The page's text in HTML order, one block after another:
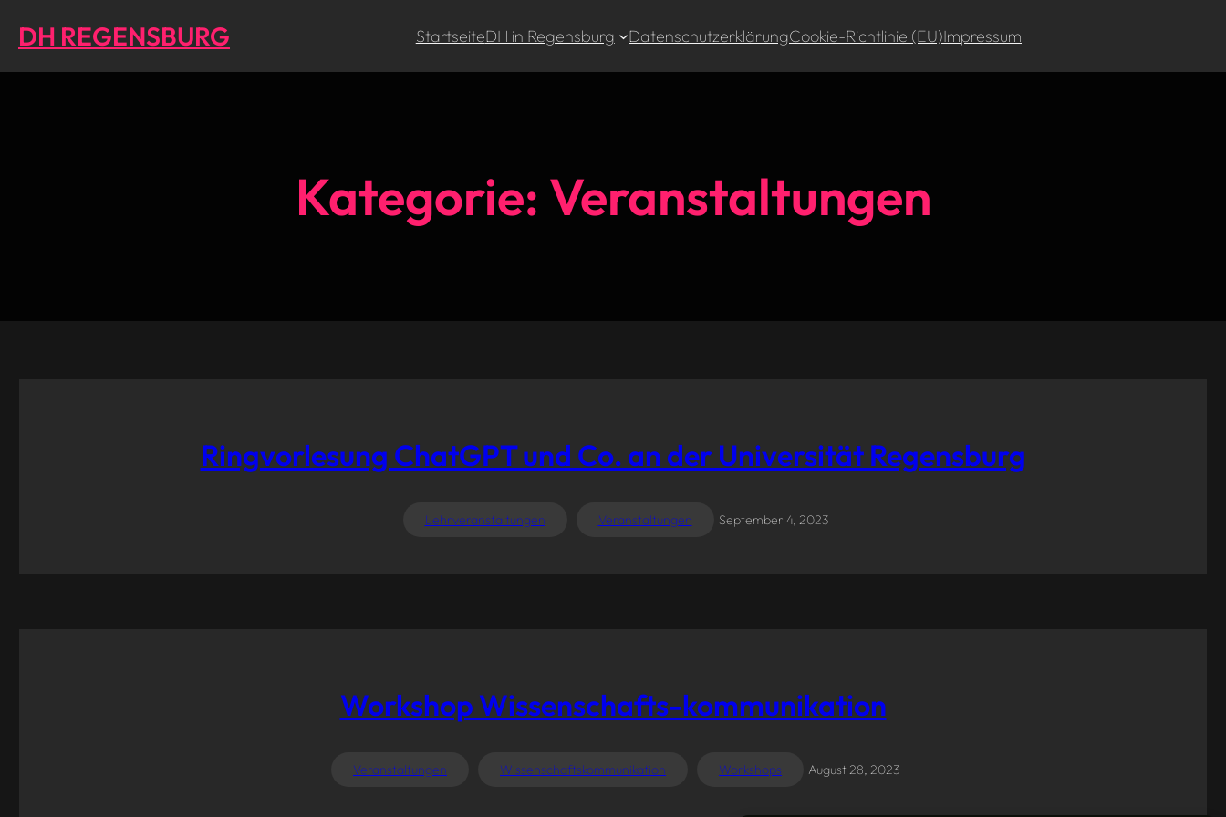
zumDH REGENSBURG StartseiteDH in Regensburg DatenschutzerklärungCookie-Richtlinie (EU)Impressum
Kategorie: Veranstaltungen
Ringvorlesung ChatGPT und Co. an der Universität Regensburg
Lehrveranstaltungen Veranstaltungen September 4, 2023
Workshop Wissenschafts-kommunikation
Veranstaltungen Wissenschaftskommunikation Workshops August 28, 2023